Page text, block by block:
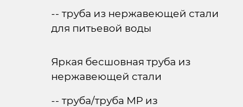
-- труба из нержавеющей стали
для питьевой воды
Яркая бесшовная труба из
нержавеющей стали
-- труба/труба MP из